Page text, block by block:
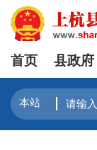
首页 县政府